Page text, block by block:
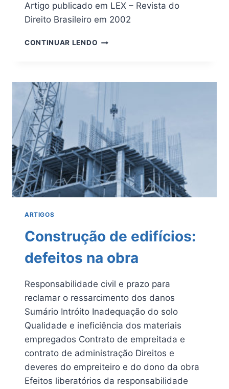
Artigo publicado em LEX – Revista do
Direito Brasileiro em 2002
CONTINUAR LENDO JUSTIÇA
CURSO
PROCESSO
PRESSUPOSTOS
E
REQUISITOS
ARTIGOS
Construção de edifícios:
defeitos na obra
Responsabilidade civil e prazo para
reclamar o ressarcimento dos danos
Sumário Intróito Inadequação do solo
Qualidade e ineficiência dos materiais
empregados Contrato de empreitada e
contrato de administração Direitos e
deveres do empreiteiro e do dono da obra
Efeitos liberatórios da responsabilidade